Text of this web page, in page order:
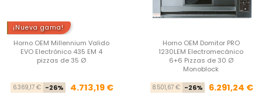
¡Nueva gama!
Horno OEM Millennium Valido
EVO Electrónico 435 EM 4
pizzas de 35 Ø
Precio base
6.369,17 € -26% Precio
4.713,19 €
Horno OEM Domitor PRO
1230LEM Electromecánico
6+6 Pizzas de 30 Ø
Monoblock
8.501,67 € -26% 6.291,24 €